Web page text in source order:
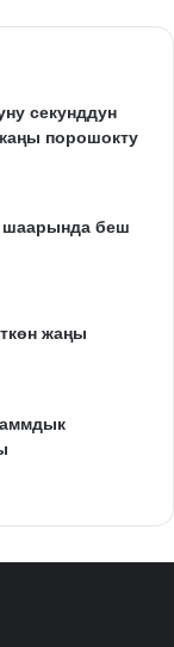
секунддун
порошокту
шаарында беш
жаңы